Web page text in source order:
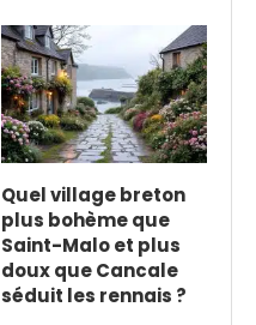
Quel village breton
plus bohème que
Saint-Malo et plus
doux que Cancale
séduit les rennais ?